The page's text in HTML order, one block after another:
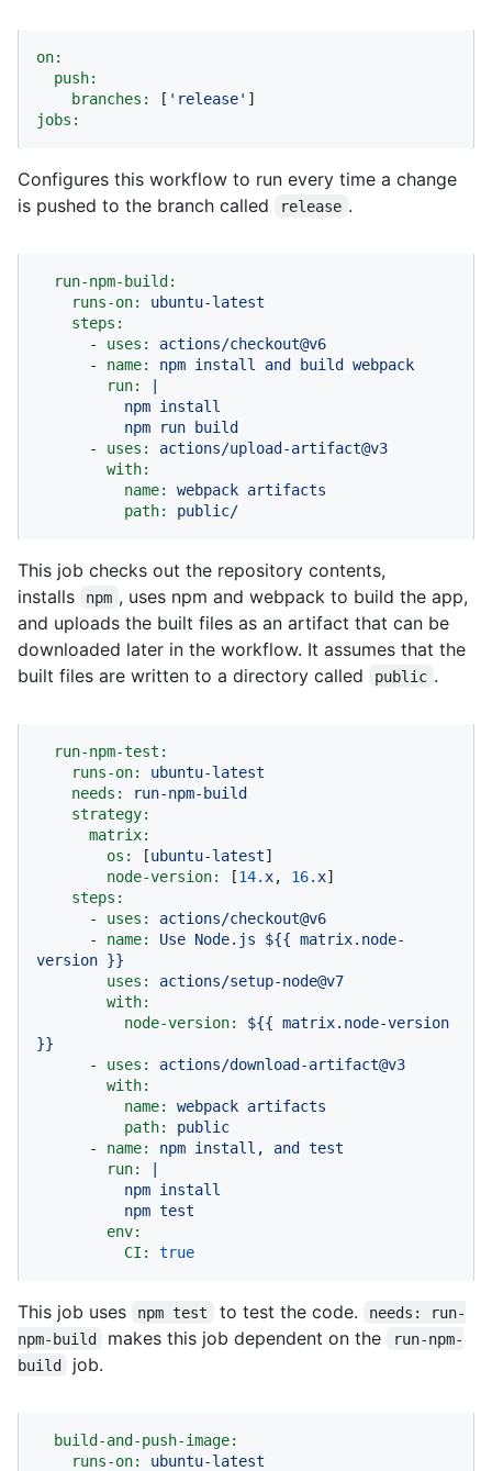
on:
push:
branches:
[ 'release'
jobs:
Configures this workflow to run every time a change
is pushed to the branch called
release .
run-npm-build:
runs-on:
ubuntu-latest
steps:
-
uses:
actions/checkout@v6
-
name: npm install and build
webpack
run:
-
uses:
actions/upload-artifact@v3
with:
name:
webpack artifacts
path:
public/
This job checks out the repository contents,
installs
npm , uses npm and webpack to build the app,
and uploads the built files as an artifact that can be
downloaded later in the workflow. It assumes that the
built files are written to a directory called
public .
run-npm-test:
runs-on:
ubuntu-latest
needs:
run-npm-build
strategy:
matrix:
os:
[ubuntu-latest]
node-version:
[14. x, 16. x]
steps:
-
uses:
actions/checkout@v6
-
name: Use Node.js ${{ matrix.node-
version }}
uses:
actions/setup-node@v7
with:
node-version:
${{ matrix.node-version
}}
-
uses:
actions/download-artifact@v3
with:
name:
webpack artifacts
path:
public
-
name: npm install, and
test
run:
env:
CI:
true
This job uses npm test to test the code.
needs: run-
npm-build
makes this job dependent on the
run-npm-
build
job.
build-and-push-image:
runs-on:
ubuntu-latest